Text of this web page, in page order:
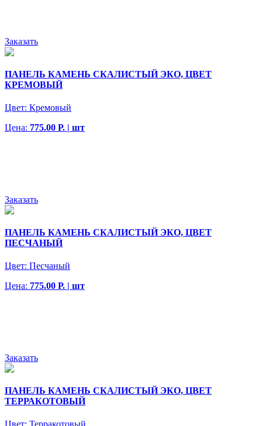
Заказать
ПАНЕЛЬ КАМЕНЬ СКАЛИСТЫЙ ЭКО, ЦВЕТ
КРЕМОВЫЙ
Цвет: Кремовый
Цена: 775.00 Р. | шт
Заказать
ПАНЕЛЬ КАМЕНЬ СКАЛИСТЫЙ ЭКО, ЦВЕТ
ПЕСЧАНЫЙ
Цвет: Песчаный
Цена: 775.00 Р. | шт
Заказать
ПАНЕЛЬ КАМЕНЬ СКАЛИСТЫЙ ЭКО, ЦВЕТ
ТЕРРАКОТОВЫЙ
Цвет: Терракотовый